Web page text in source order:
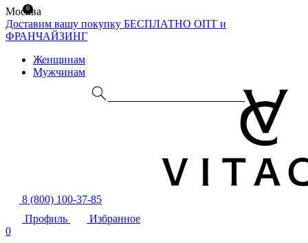
Москва
Доставим вашу покупку БЕСПЛАТНО ОПТ и
ФРАНЧАЙЗИНГ
Женщинам
Мужчинам
8 (800) 100-37-85
Профиль
Избранное
0
0